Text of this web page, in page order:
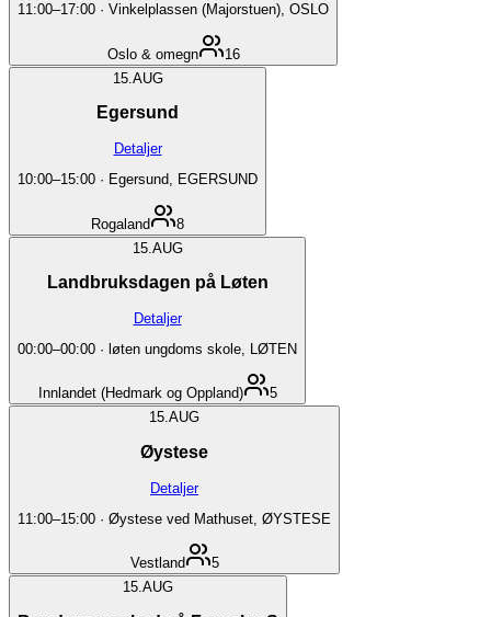
11:00–17:00 · Vinkelplassen (Majorstuen), OSLO
Oslo & omegn
16
15. AUG
Egersund
Detaljer
10:00–15:00 · Egersund, EGERSUND
Rogaland
8
15. AUG
Landbruksdagen på Løten
Detaljer
00:00–00:00 · løten ungdoms skole, LØTEN
Innlandet (Hedmark og Oppland)
5
15.AUG
Øystese
Detaljer
11:00–15:00 · Øystese ved Mathuset, ØYSTESE
Vestland
5
15.AUG